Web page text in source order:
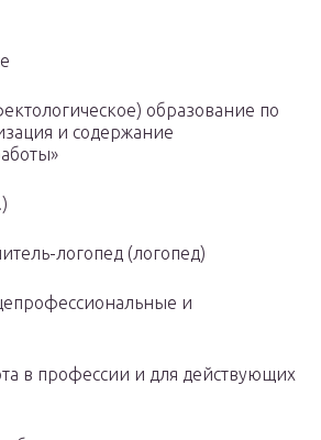
образование по
и содержание
логопед (логопед)
и
в профессии и для действующих